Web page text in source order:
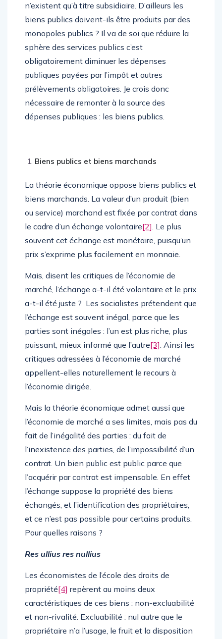
n’existent qu’à titre subsidiaire. D’ailleurs les
biens publics doivent-ils être produits par des
monopoles publics ? Il va de soi que réduire la
sphère des services publics c’est
obligatoirement diminuer les dépenses
publiques payées par l’impôt et autres
prélèvements obligatoires. Je crois donc
nécessaire de remonter à la source des
dépenses publiques : les biens publics.
Biens publics et biens marchands
La théorie économique oppose biens publics et
biens marchands. La valeur d’un produit (bien
ou service) marchand est fixée par contrat dans
le cadre d’un échange volontaire[2]. Le plus
souvent cet échange est monétaire, puisqu’un
prix s’exprime plus facilement en monnaie.
Mais, disent les critiques de l’économie de
marché, l’échange a-t-il été volontaire et le prix
a-t-il été juste ? Les socialistes prétendent que
l’échange est souvent inégal, parce que les
parties sont inégales : l’un est plus riche, plus
puissant, mieux informé que l’autre[3]. Ainsi les
critiques adressées à l’économie de marché
appellent-elles naturellement le recours à
l’économie dirigée.
Mais la théorie économique admet aussi que
l’économie de marché a ses limites, mais pas du
fait de l’inégalité des parties : du fait de
l’inexistence des parties, de l’impossibilité d’un
contrat. Un bien public est public parce que
l’acquérir par contrat est impensable. En effet
l’échange suppose la propriété des biens
échangés, et l’identification des propriétaires,
et ce n’est pas possible pour certains produits.
Pour quelles raisons ?
Res ullius res nullius
Les économistes de l’école des droits de
propriété[4] repèrent au moins deux
caractéristiques de ces biens : non-excluabilité
et non-rivalité. Excluabilité : nul autre que le
propriétaire n’a l’usage, le fruit et la disposition